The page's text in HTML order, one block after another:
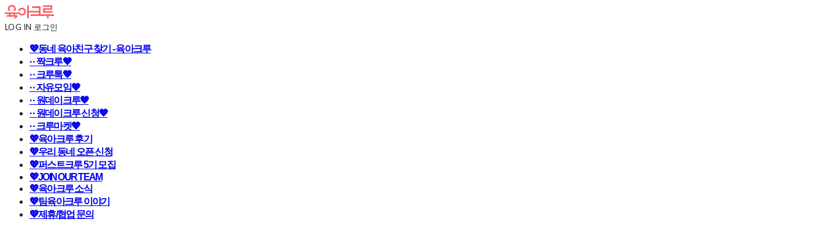
LOG IN 로그인
💖동네 육아친구 찾기 - 육아크루
· · 짝크루🧡
· · 크루톡🧡
· · 자유모임🧡
· · 원데이크루🧡
· · 원데이크루 신청🧡
· · 크루마켓🧡
💖육아크루 후기
💖우리 동네 오픈 신청
💖퍼스트크루 5기 모집
💖JOIN OUR TEAM
💖육아크루 소식
💖팀육아크루 이야기
💖제휴/협업 문의